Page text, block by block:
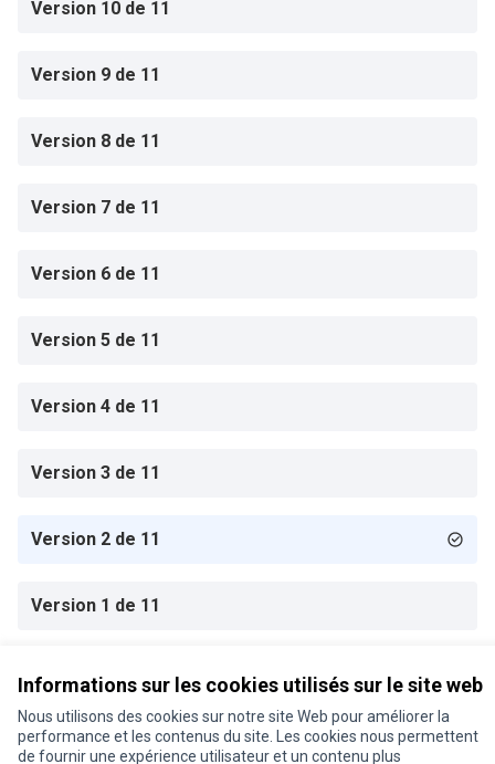
Informations sur les cookies utilisés sur le site web
Nous utilisons des cookies sur notre site Web pour améliorer la
performance et les contenus du site. Les cookies nous permettent
de fournir une expérience utilisateur et un contenu plus
Version 10 de 11
Version 9 de 11
Version 8 de 11
Version 7 de 11
Version 6 de 11
Version 5 de 11
Version 4 de 11
Version 3 de 11
Version 2 de 11
Version 1 de 11
Conditions d'utilisation
Je participe ! sur X
(Lien externe)
Je participe ! sur Facebook
(Lien externe)
Je participe ! sur Instagram
(Lien externe)